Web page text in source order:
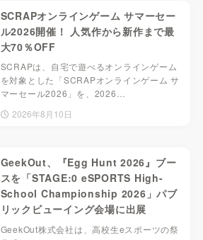
SCRAPオンラインゲーム サマーセー
ル2026開催！ 人気作から新作まで最
大70％OFF
SCRAPは、自宅で遊べるオンラインゲーム
を対象とした「SCRAPオンラインゲーム サ
マーセール2026」を、2026…
2026年8月10日
GeekOut、『Egg Hunt 2026』ブー
スを「STAGE:0 eSPORTS High-
School Championship 2026」パブ
リックビューイング会場に出展
GeekOut株式会社は、高校生eスポーツの祭